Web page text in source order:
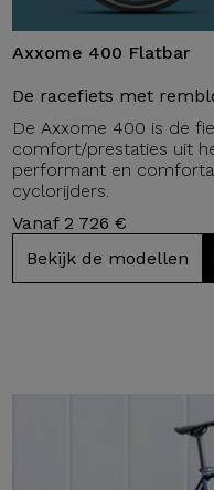
Axxome 400 Flatbar
De racefiets met
De Axxome 400 is de
comfort/prestaties uit
performant en
cyclorijders.
Vanaf 2 726 €
Bekijk de modellen